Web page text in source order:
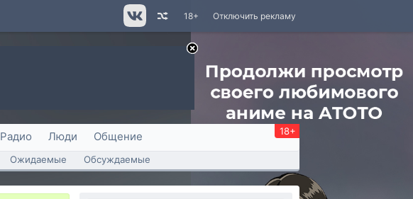
Отключить рекламу
18+
Радио Люди Общение 18+
Ожидаемые Обсуждаемые